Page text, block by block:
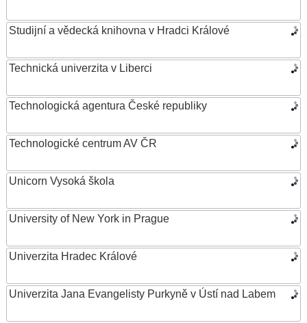
Studijní a vědecká knihovna v Hradci Králové
Technická univerzita v Liberci
Technologická agentura České republiky
Technologické centrum AV ČR
Unicorn Vysoká škola
University of New York in Prague
Univerzita Hradec Králové
Univerzita Jana Evangelisty Purkyně v Ústí nad Labem